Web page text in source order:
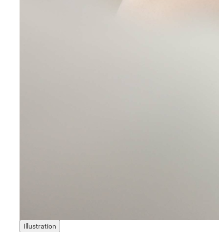
Illustration